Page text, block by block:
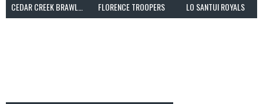
CEDAR CREEK BRAWLERS FLORENCE TROOPERS LO SANTUI ROYALS